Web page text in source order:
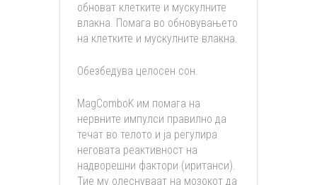
обноват клетките и мускулните
влакна. Помага во обновувањето
на клетките и мускулните влакна.
Обезбедува целосен сон.
MagComboK им помага на
нервните импулси правилно да
течат во телото и ја регулира
неговата реактивност на
надворешни фактори (иританси).
Тие му олеснуваат на мозокот да